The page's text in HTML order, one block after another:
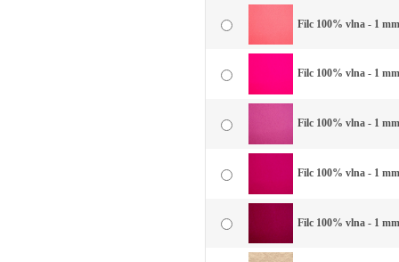
Filc 100% vlna - 1
Filc 100% vlna - 1
Filc 100% vlna - 1
Filc 100% vlna - 1
Filc 100% vlna - 1